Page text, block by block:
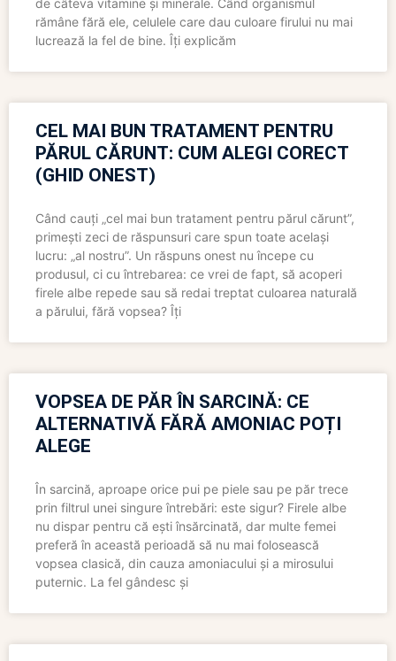
de câteva vitamine și minerale. Când organismul
rămâne fără ele, celulele care dau culoare firului nu mai
lucrează la fel de bine. Îți explicăm
CEL MAI BUN TRATAMENT PENTRU
PĂRUL CĂRUNT: CUM ALEGI CORECT
(GHID ONEST)
Când cauți „cel mai bun tratament pentru părul cărunt”,
primești zeci de răspunsuri care spun toate același
lucru: „al nostru”. Un răspuns onest nu începe cu
produsul, ci cu întrebarea: ce vrei de fapt, să acoperi
firele albe repede sau să redai treptat culoarea naturală
a părului, fără vopsea? Îți
VOPSEA DE PĂR ÎN SARCINĂ: CE
ALTERNATIVĂ FĂRĂ AMONIAC POȚI
ALEGE
În sarcină, aproape orice pui pe piele sau pe păr trece
prin filtrul unei singure întrebări: este sigur? Firele albe
nu dispar pentru că ești însărcinată, dar multe femei
preferă în această perioadă să nu mai folosească
vopsea clasică, din cauza amoniacului și a mirosului
puternic. La fel gândesc și